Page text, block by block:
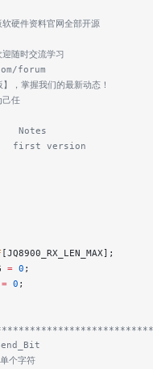
硬件资料官网全部开源
随时交流学习
forum
掌握我们的最新动态！
任
Notes
first version
[JQ8900_RX_LEN_MAX];
= 0 ;
= 0 ;
个字符